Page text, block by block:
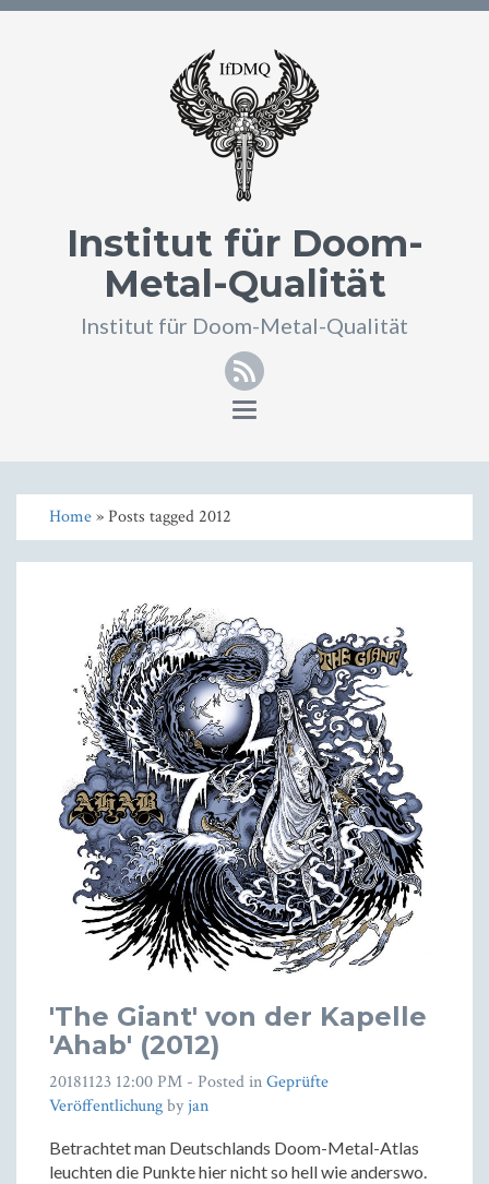
Institut für Doom-
Metal-Qualität
Institut für Doom-Metal-Qualität
RSS
Toggle
Home» Posts tagged 2012
'The Giant' von der Kapelle
'Ahab' (2012)
20181123 12:00 PM - Posted inGeprüfte
Veröffentlichungbyjan
Betrachtet man Deutschlands Doom-Metal-Atlas
leuchten die Punkte hier nicht so hell wie anderswo.